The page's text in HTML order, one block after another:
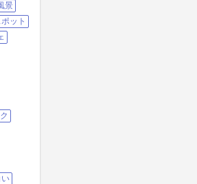
🏍️💨
いプイ
🏍️💨
クリ
に吸
〜🏍️
開催
でも
変申
んに
思わ
よ〜
〜
景
ット
い